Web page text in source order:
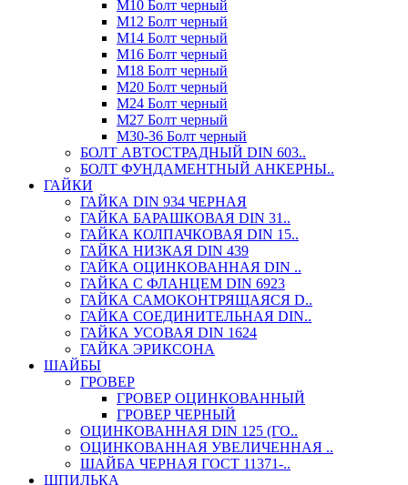
М10 Болт черный
М12 Болт черный
М14 Болт черный
М16 Болт черный
М18 Болт черный
М20 Болт черный
М24 Болт черный
М27 Болт черный
М30-36 Болт черный
БОЛТ АВТОСТРАДНЫЙ DIN 603..
БОЛТ ФУНДАМЕНТНЫЙ АНКЕРНЫ..
ГАЙКИ
ГАЙКА DIN 934 ЧЕРНАЯ
ГАЙКА БАРАШКОВАЯ DIN 31..
ГАЙКА КОЛПАЧКОВАЯ DIN 15..
ГАЙКА НИЗКАЯ DIN 439
ГАЙКА ОЦИНКОВАННАЯ DIN ..
ГАЙКА С ФЛАНЦЕМ DIN 6923
ГАЙКА САМОКОНТРЯЩАЯСЯ D..
ГАЙКА СОЕДИНИТЕЛЬНАЯ DIN..
ГАЙКА УСОВАЯ DIN 1624
ГАЙКА ЭРИКСОНА
ШАЙБЫ
ГРОВЕР
ГРОВЕР ОЦИНКОВАННЫЙ
ГРОВЕР ЧЕРНЫЙ
ОЦИНКОВАННАЯ DIN 125 (ГО..
ОЦИНКОВАННАЯ УВЕЛИЧЕННАЯ ..
ШАЙБА ЧЕРНАЯ ГОСТ 11371-..
ШПИЛЬКА